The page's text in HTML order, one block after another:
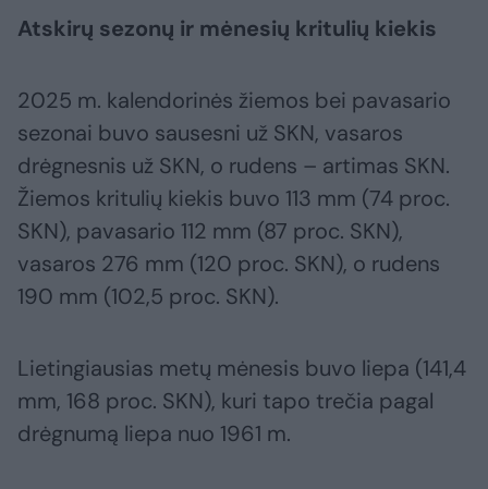
Atskirų sezonų ir mėnesių kritulių kiekis
2025 m. kalendorinės žiemos bei pavasario
sezonai buvo sausesni už SKN, vasaros
drėgnesnis už SKN, o rudens – artimas SKN.
Žiemos kritulių kiekis buvo 113 mm (74 proc.
SKN), pavasario 112 mm (87 proc. SKN),
vasaros 276 mm (120 proc. SKN), o rudens
190 mm (102,5 proc. SKN).
Lietingiausias metų mėnesis buvo liepa (141,4
mm, 168 proc. SKN), kuri tapo trečia pagal
drėgnumą liepa nuo 1961 m.